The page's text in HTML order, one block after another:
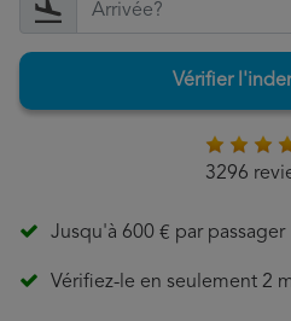
Vérifier
3296
Jusqu'à 600 € par passager
Vérifiez-le en seulement 2